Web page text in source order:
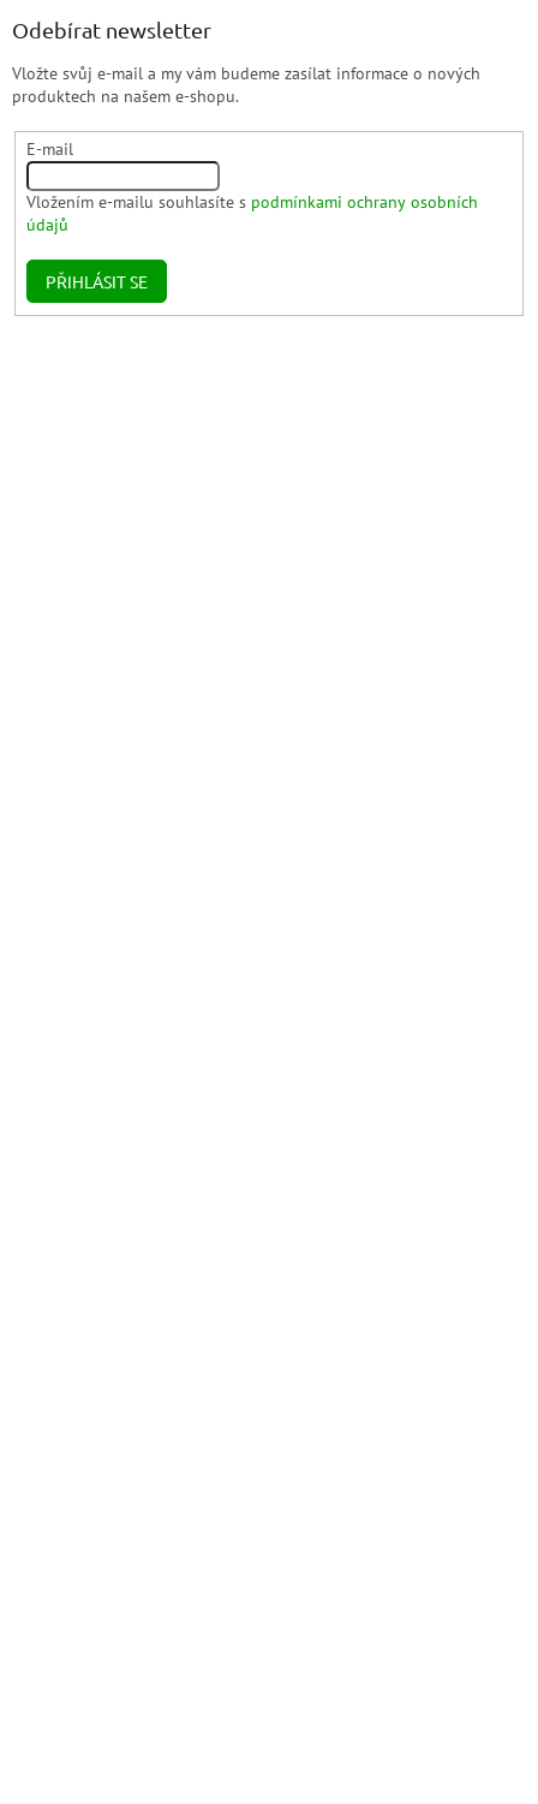
Odebírat newsletter
Vložte svůj e-mail a my vám budeme zasílat informace o nových
produktech na našem e-shopu.
E-mail
Vložením e-mailu souhlasíte s podmínkami ochrany osobních
údajů
PŘIHLÁSIT SE